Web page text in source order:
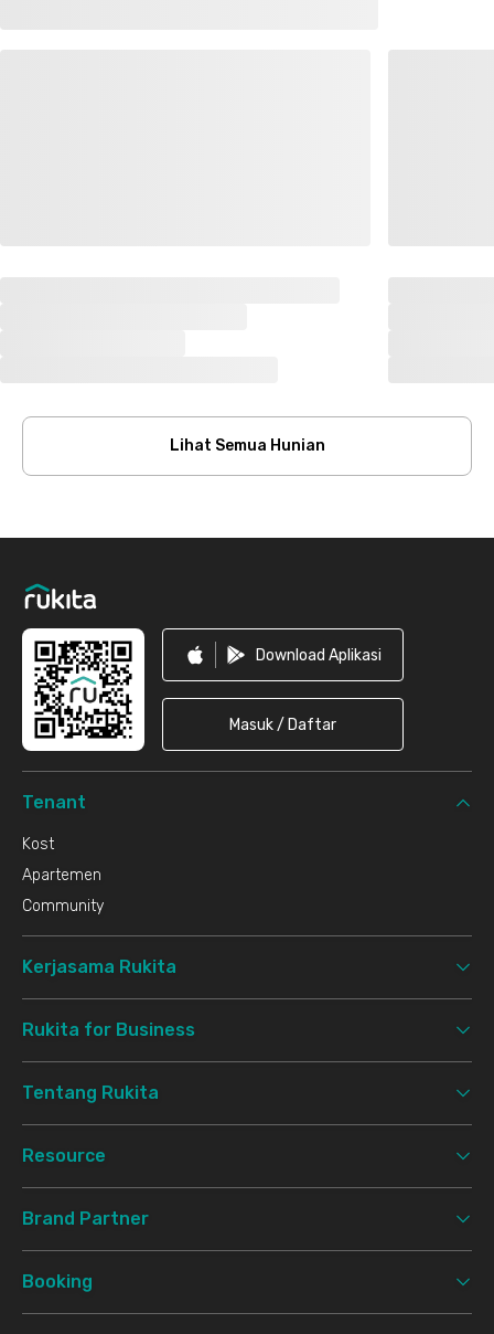
Lihat Semua Hunian
Download Aplikasi
Masuk / Daftar
Tenant
Kost
Apartemen
Community
Kerjasama Rukita
Rukita for Business
Tentang Rukita
Resource
Brand Partner
Booking